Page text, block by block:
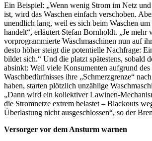
Ein Beispiel: „Wenn wenig Strom im Netz und
ist, wird das Waschen einfach verschoben.
unendlich lang, weil es sich beim Waschen
handelt“, erläutert Stefan Bornholdt. „Je mehr
vorprogrammierte Waschmaschinen nun auf
desto höher steigt die potentielle Nachfrage:
bildet sich.“ Und die platzt spätestens, sobald
absinkt: Weil viele Konsumenten aufgrund des
Waschbedürfnisses ihre „Schmerzgrenze“
haben, starten plötzlich unzählige
„Dann wird ein kollektiver Lawinen-
die Stromnetze extrem belastet – Blackouts
Überlastung nicht ausgeschlossen“, so der
Versorger vor dem Ansturm warnen